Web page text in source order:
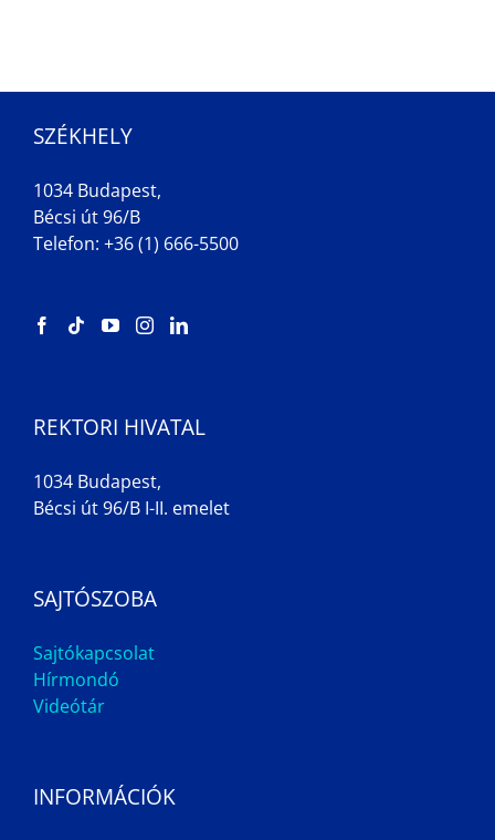
SZÉKHELY
1034 Budapest,
Bécsi út 96/B
Telefon: +36 (1) 666-5500
REKTORI HIVATAL
1034 Budapest,
Bécsi út 96/B I-II. emelet
SAJTÓSZOBA
Sajtókapcsolat
Hírmondó
Videótár
INFORMÁCIÓK